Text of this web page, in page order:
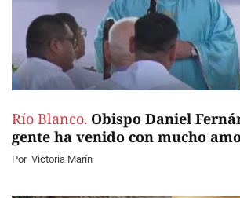
Río Blanco. Obispo Daniel
gente ha venido con mucho
Por Victoria Marín